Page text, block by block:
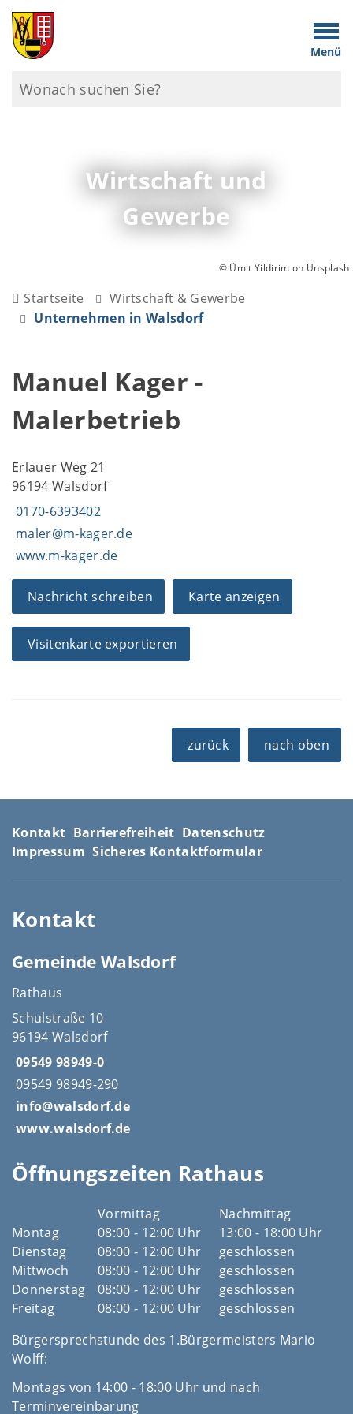
Menü
Wirtschaft und
Gewerbe
© Ümit Yildirim on Unsplash
Startseite
Wirtschaft & Gewerbe
Unternehmen in Walsdorf
Manuel Kager -
Malerbetrieb
Erlauer Weg 21
96194 Walsdorf
0170-6393402
maler@m-kager.de
www.m-kager.de
Nachricht schreiben Karte anzeigen
Visitenkarte exportieren
zurück nach oben
Kontakt Barrierefreiheit Datenschutz
Impressum Sicheres Kontaktformular
Kontakt
Gemeinde Walsdorf
Rathaus
Schulstraße 10
96194 Walsdorf
09549 98949-0
09549 98949-290
info@walsdorf.de
www.walsdorf.de
Öffnungszeiten Rathaus
Vormittag
Nachmittag
Montag
08:00 - 12:00 Uhr
13:00 - 18:00 Uhr
Dienstag
08:00 - 12:00 Uhr
geschlossen
Mittwoch
08:00 - 12:00 Uhr
geschlossen
Donnerstag
08:00 - 12:00 Uhr
geschlossen
Freitag
08:00 - 12:00 Uhr
geschlossen
Bürgersprechstunde des 1.Bürgermeisters Mario
Wolff:
Montags von 14:00 - 18:00 Uhr und nach
Terminvereinbarung